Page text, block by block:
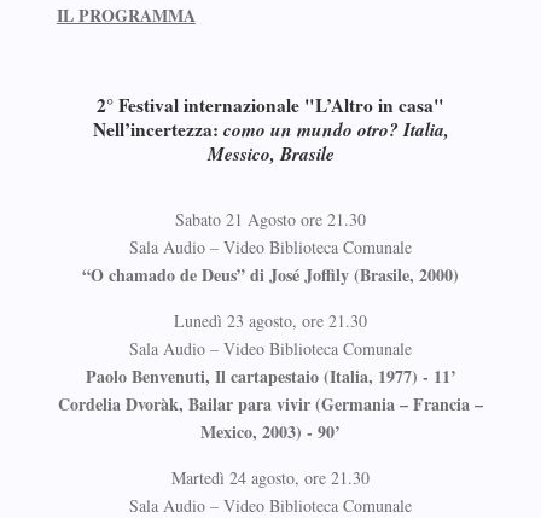
IL PROGRAMMA
2° Festival internazionale "L’Altro in casa"
Nell’incertezza: como un mundo otro? Italia,
Messico, Brasile
Sabato 21 Agosto ore 21.30
Sala Audio – Video Biblioteca Comunale
“O chamado de Deus” di José Joffily (Brasile, 2000)
Lunedì 23 agosto, ore 21.30
Sala Audio – Video Biblioteca Comunale
Paolo Benvenuti, Il cartapestaio (Italia, 1977) - 11’
Cordelia Dvoràk, Bailar para vivir (Germania – Francia –
Mexico, 2003) - 90’
Martedì 24 agosto, ore 21.30
Sala Audio – Video Biblioteca Comunale